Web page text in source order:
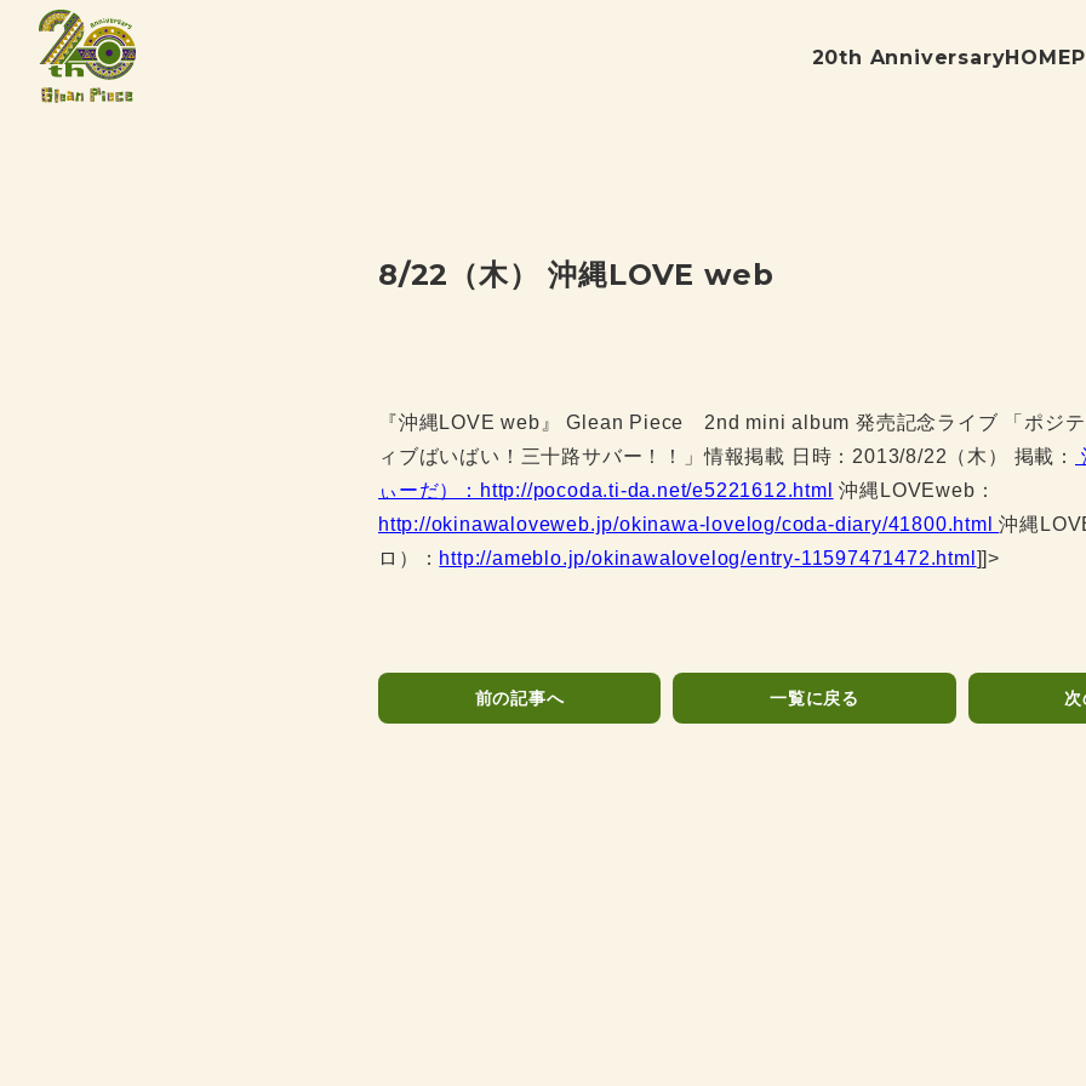
20th AnniversaryHOME
8/22（木） 沖縄LOVE web
『沖縄LOVE web』 Glean Piece 2nd mini album 発売記念ライブ 「ポジ
ィブばいばい！三十路サバー！
！」情報掲載 日時：2013/8/22（木） 掲載：
ぃーだ）： http://pocoda.ti-da.net/e5221612.html 沖縄LOVEweb：
http://okinawaloveweb.jp/okinawa-lovelog/coda-diary/41800.html沖縄
ロ）： http://ameblo.jp/okinawalovelog/entry-11597471472.html ]]>
前の記事へ 一覧に戻る